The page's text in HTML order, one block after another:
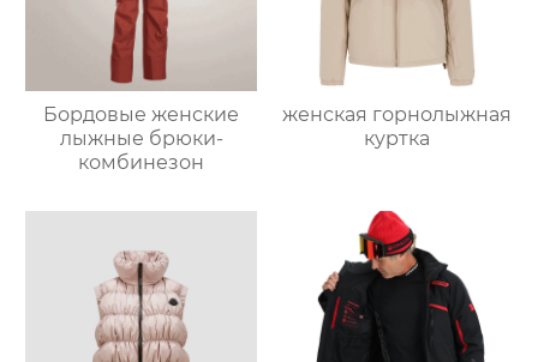
Бордовые женские
лыжные брюки-
комбинезон
женская горнолыжная
куртка